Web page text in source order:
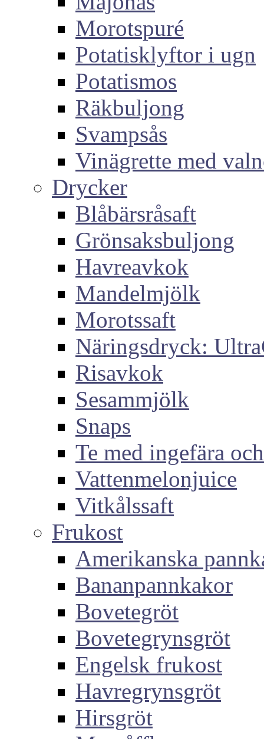
Morotspuré
Potatisklyftor i ugn
Potatismos
Räkbuljong
Svampsås
Vinägrette med
Drycker
Blåbärsråsaft
Grönsaksbuljong
Havreavkok
Mandelmjölk
Morotssaft
Näringsdryck:
Risavkok
Sesammjölk
Snaps
Te med ingefära
Vattenmelonjuice
Vitkålssaft
Frukost
Amerikanska
Bananpannkakor
Bovetegröt
Bovetegrynsgröt
Engelsk frukost
Havregrynsgröt
Hirsgröt